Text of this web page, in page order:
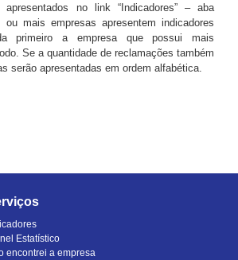
no link “Indicadores” – aba
ou mais empresas apresentem indicadores
primeiro a empresa que possui mais
Se a quantidade de reclamações também
serão apresentadas em ordem alfabética.
Estatístico
encontrei a empresa